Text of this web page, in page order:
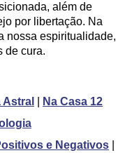
além de
por libertação. Na
nossa espiritualidade,
de cura.
Astral
Na Casa 12
e Negativos